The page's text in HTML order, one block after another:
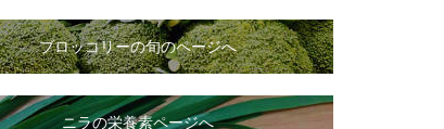
ブロッコリーの旬のページへ
ニラの栄養素ページへ